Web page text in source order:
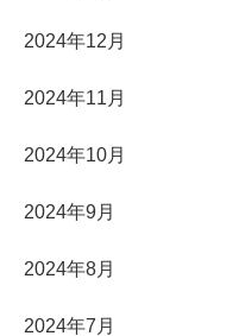
2024年12月
2024年11月
2024年10月
2024年9月
2024年8月
2024年7月